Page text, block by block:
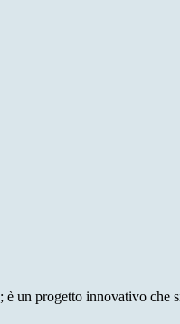
; è un progetto innovativo che